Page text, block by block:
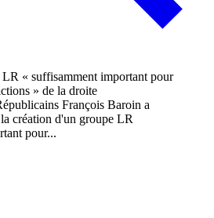
François Baroin a
création d'un groupe LR
pour...